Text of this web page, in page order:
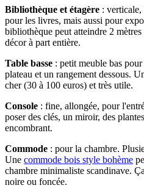
Bibliothèque et étagère :
pour les livres, mais aussi pour
bibliothèque peut atteindre 2
décor à part entière.
Table basse : petit meuble bas
plateau et un rangement dessous.
cher (30 à 100 euros) et très utile.
Console : fine, allongée, pour
poser des clés, un miroir, des
encombrant.
Commode : pour la chambre.
Une commode bois style bohème
chambre minimaliste scandinave.
noire ou foncée.